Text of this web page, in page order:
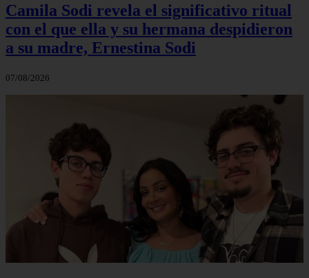
Camila Sodi revela el significativo ritual
con el que ella y su hermana despidieron
a su madre, Ernestina Sodi
07/08/2026